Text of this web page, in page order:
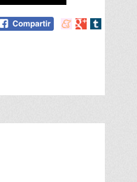
Compartir
Compartir
Compartir